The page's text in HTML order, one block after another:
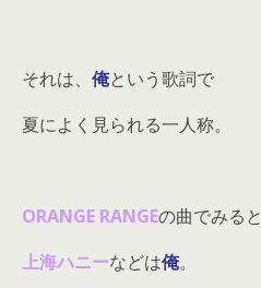
それは、 俺という歌詞で
夏によく見られる一人称。
ORANGE RANGEの曲でみると
上海ハニーなどは俺。